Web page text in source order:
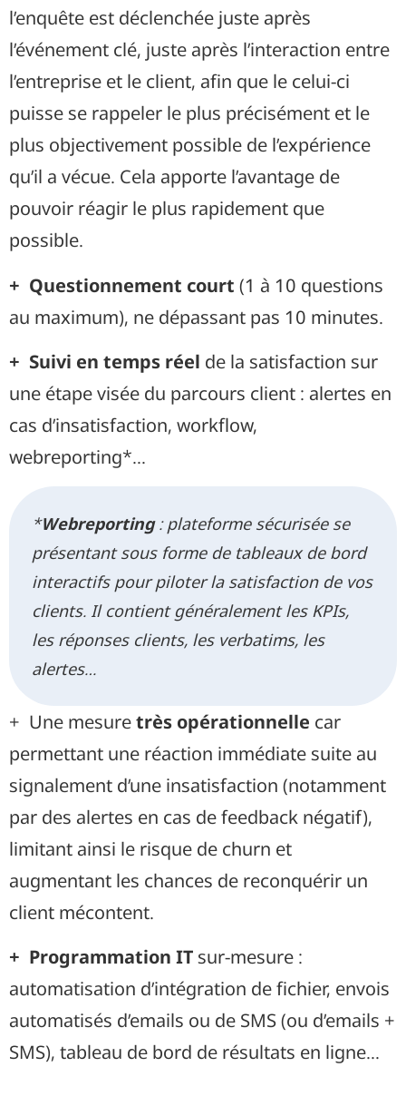
l’enquête est déclenchée juste après
l’événement clé, juste après l’interaction entre
l’entreprise et le client, afin que le celui-ci
puisse se rappeler le plus précisément et le
plus objectivement possible de l’expérience
qu’il a vécue. Cela apporte l’avantage de
pouvoir réagir le plus rapidement que
possible.
+ Questionnement court (1 à 10 questions
au maximum), ne dépassant pas 10 minutes.
+ Suivi en temps réel de la satisfaction sur
une étape visée du parcours client : alertes en
cas d’insatisfaction, workflow,
webreporting*…
*Webreporting: plateforme sécurisée se
présentant sous forme de tableaux de bord
interactifs pour piloter la satisfaction de vos
clients. Il contient généralement les KPIs,
les réponses clients, les verbatims, les
alertes…
+ Une mesuretrès opérationnelle car
permettant une réaction immédiate suite au
signalement d’une insatisfaction (notamment
par des alertes en cas de feedback négatif),
limitant ainsi le risque de churn et
augmentant les chances de reconquérir un
client mécontent.
+ Programmation ITsur-mesure :
automatisation d’intégration de fichier, envois
automatisés d’emails ou de SMS (ou d’emails +
SMS), tableau de bord de résultats en ligne…